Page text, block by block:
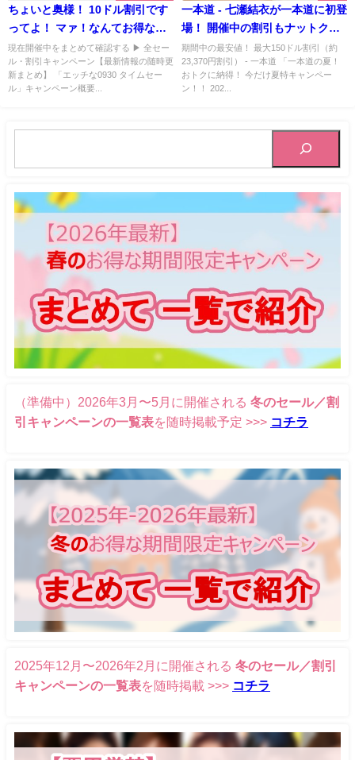
ちょいと奥様！ 10ドル割引です
ってよ！ マァ！なんてお得なの
かしら！【H0930（エッチなお
くさま）】で無告知タイムセー
ル実施中！ | GBOYS Tokyo-
現在開催中をまとめて確認する ▶ 全セー
ル・割引キャンペーン【最新情報の随時更
新まとめ】 「エッチな0930 タイムセー
ル」キャンペーン概要...
一本道 - 七瀬結衣が一本道に初登
場！ 開催中の割引もナットク価
格！ 今だけ夏特キャンペーン
2024 < 期間限定 最安値！ >
期間中の最安値！ 最大150ドル割引（約
23,370円割引） - 一本道 「一本道の夏！
おトクに納得！ 今だけ夏特キャンペー
ン！！ 202...
（準備中）2026年3月〜5月に開催される 冬のセール／割
引キャンペーンの一覧表を随時掲載予定 >>> コチラ
2025年12月〜2026年2月に開催される 冬のセール／割引
キャンペーンの一覧表を随時掲載 >>> コチラ